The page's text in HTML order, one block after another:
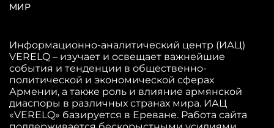
МИР
Информационно-аналитический центр (ИАЦ)
VERELQ – изучает и освещает важнейшие
события и тенденции в общественно-
политической и экономической сферах
Армении, а также роль и влияние армянской
диаспоры в различных странах мира. ИАЦ
«VERELQ» базируется в Ереване. Работа сайта